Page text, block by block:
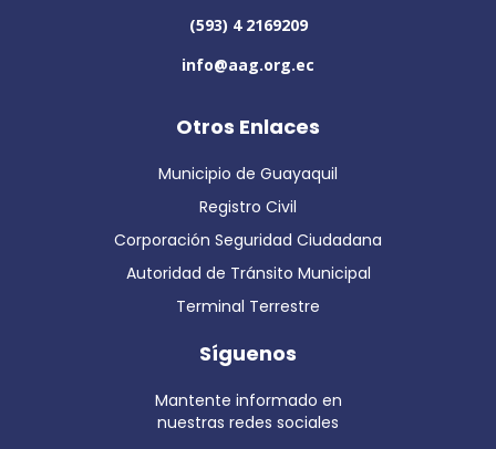
(593) 4 2169209
info@aag.org.ec
Otros Enlaces
Municipio de Guayaquil
Registro Civil
Corporación Seguridad Ciudadana
Autoridad de Tránsito Municipal
Terminal Terrestre
Síguenos
Mantente informado en
nuestras redes sociales